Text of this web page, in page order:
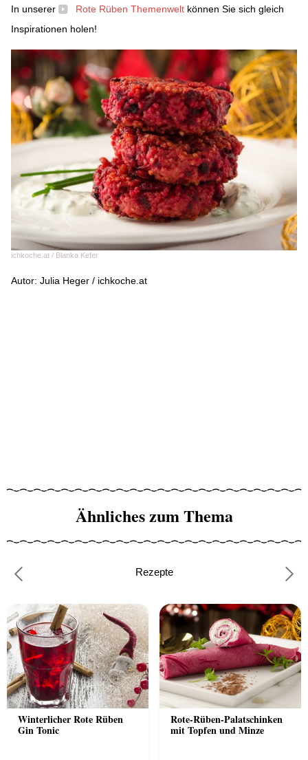
In unserer Rote Rüben Themenwelt können Sie sich gleich
Inspirationen holen!
ichkoche.at / Blanka Kefer
Autor: Julia Heger / ichkoche.at
Ähnliches zum Thema
Rezepte
Winterlicher Rote Rüben
Gin Tonic
Rote-Rüben-Palatschinken
mit Topfen und Minze